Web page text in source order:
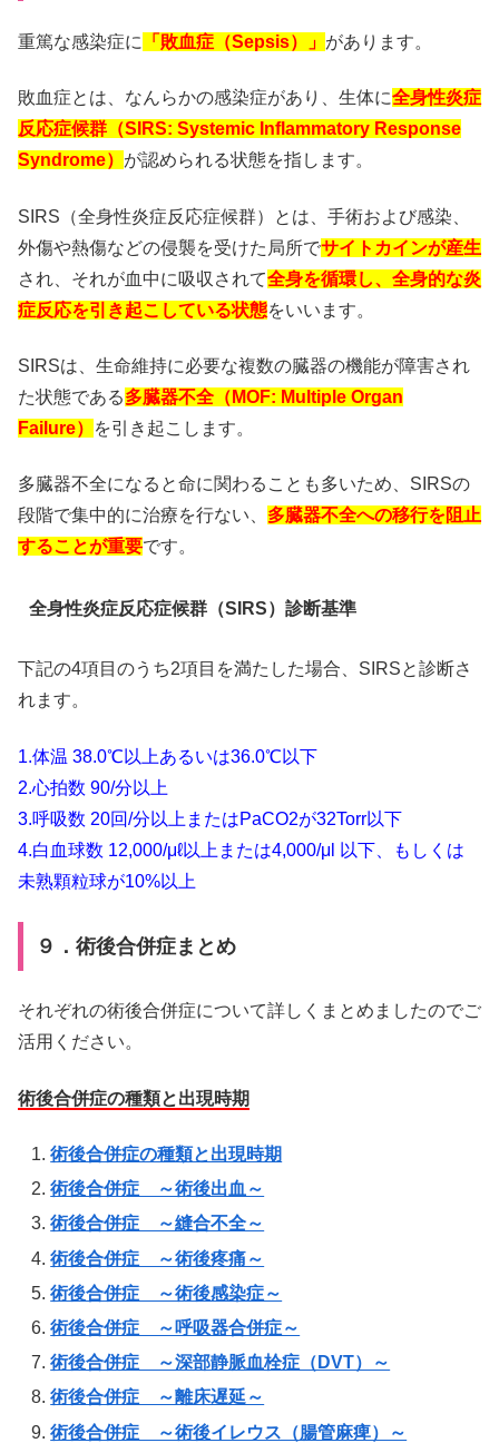
重篤な感染症に 「敗血症（Sepsis）」 があります。
敗血症とは、なんらかの感染症があり、生体に全身性炎症
反応症候群（SIRS: Systemic Inflammatory Response
Syndrome） が認められる状態を指します。
SIRS（全身性炎症反応症候群）とは、手術および感染、
外傷や熱傷などの侵襲を受けた局所でサイトカインが産生
され、それが血中に吸収されて全身を循環し、全身的な炎
症反応を引き起こしている状態をいいます。
SIRSは、生命維持に必要な複数の臓器の機能が障害され
た状態である多臓器不全（MOF: Multiple Organ
Failure）
を引き起こします。
多臓器不全になると命に関わることも多いため、SIRSの
段階で集中的に治療を行ない、 多臓器不全への移行を阻止
することが重要です。
全身性炎症反応症候群（SIRS）診断基準
下記の4項目のうち2項目を満たした場合、SIRSと診断さ
れます。
1.体温 38.0℃以上あるいは36.0℃以下
2.心拍数 90/分以上
3.呼吸数 20回/分以上またはPaCO2が32Torr以下
4.白血球数 12,000/μℓ以上または4,000/μl 以下、もしくは
未熟顆粒球が10%以上
９．術後合併症まとめ
それぞれの術後合併症について詳しくまとめましたのでご
活用ください。
術後合併症の種類と出現時期
術後合併症の種類と出現時期
術後合併症 ～術後出血～
術後合併症 ～縫合不全～
術後合併症 ～術後疼痛～
術後合併症 ～術後感染症～
術後合併症 ～呼吸器合併症～
術後合併症 ～深部静脈血栓症（DVT）～
術後合併症 ～離床遅延～
術後合併症 ～術後イレウス（腸管麻痺）～